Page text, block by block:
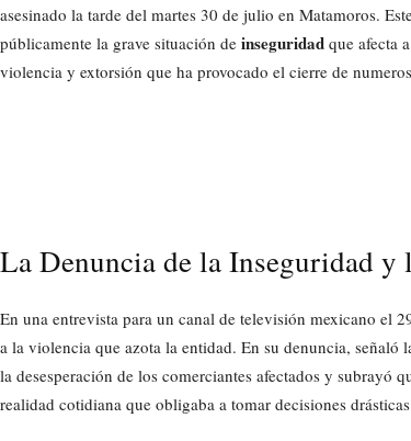
asesinado la tarde del martes 30 de julio en Matamoros.
públicamente la grave situación de inseguridad que afecta
violencia y extorsión que ha provocado el cierre de
La Denuncia de la Inseguridad y
En una entrevista para un canal de televisión mexicano el
a la violencia que azota la entidad. En su denuncia,
la desesperación de los comerciantes afectados y subrayó
realidad cotidiana que obligaba a tomar decisiones